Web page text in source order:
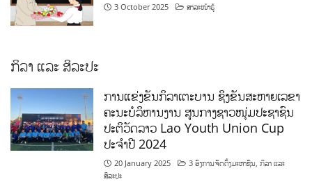
3 October 2025 ສາລະໜ້າຮູ້
ກິລາ ແລະ ສິລະປະ
ການແຂ່ງຂັນກິລາເຕະບານ ຊິງຂັນສະຫາຍເລຂາ
ຄະນະບໍລິຫານງານ ສູນກາງຊາວໜຸ່ມປະຊາຊົນ
ປະຕິວັດລາວ Lao Youth Union Cup
ປະຈຳປີ 2024
20 January 2025 3 ອົງການຈັດຕັ້ງມະຫາຊົນ,ກິລາ ແລະ
ສິລະປະ